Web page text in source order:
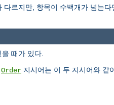
르지만, 항목이 수백개가 넘는
때가 있다.
Order 지시어는 이 두 지시어와 같